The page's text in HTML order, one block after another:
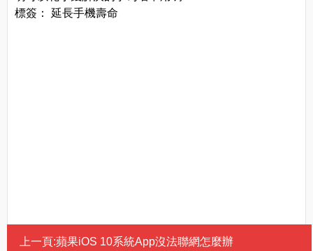
標簽： 延長手機壽命
上一頁:蘋果iOS 10系統App沒法聯網怎麼辦